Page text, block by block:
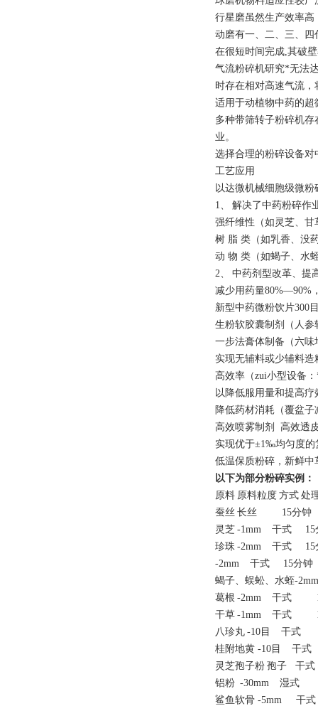
行星磨虽然生产效率
动磨有一、二、三、
在很短时间完成,其破
气流粉碎机研究*无法
时存在相对高速气流
适用于动植物中药的超
多种带筛转子粉碎机
业。
选择合理的粉碎设备
工艺应用
以达微机械细胞级微
1、
解决了中药粉碎作
强纤维性（如灵芝
树 脂 类（如乳香、
动 物 类（如蝎子、
2、
中药剂型改革、提
减少用药量80%—90%
新型中药微粉
生粉软胶囊制剂（人参
一步法膏体制备
实现无辅料或少辅
高效率（zui小型设备
以降低服用量和提高
降低药材消耗（覆盆子
高效喷雾制剂 高效透
实现优于±1‰均匀度
低温保质粉碎，新鲜
以下为部分粉碎实例：
原料 原料粒度 方式 处
蚕丝 长丝 15分钟
灵芝 -1mm 干式
15
珍珠 -2mm 干式
15
-2mm
干式 15分钟
蝎子、蜈蚣、水蛭-2mm
葛根 -2mm 干式
14
干草 -1mm 干式
12
八珍丸 -10目 干式
桂附地黄 -10目
干式
灵芝孢子粉 孢子 干式
铝粉 -30mm 湿式
鲨鱼软骨 -5mm 干式